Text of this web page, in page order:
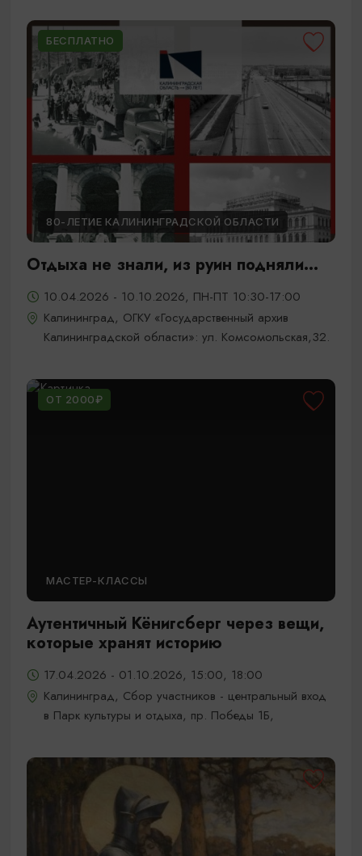
БЕСПЛАТНО
80-ЛЕТИЕ КАЛИНИНГРАДСКОЙ ОБЛАСТИ
Отдыха не знали, из руин подняли...
10.04.2026 - 10.10.2026, ПН-ПТ 10:30-17:00
Калининград, ОГКУ «Государственный архив
Калининградской области»: ул. Комсомольская,32.
ОТ 2000₽
МАСТЕР-КЛАССЫ
Аутентичный Кёнигсберг через вещи,
которые хранят историю
17.04.2026 - 01.10.2026, 15:00, 18:00
Калининград, Сбор участников - центральный вход
в Парк культуры и отдыха, пр. Победы 1Б,